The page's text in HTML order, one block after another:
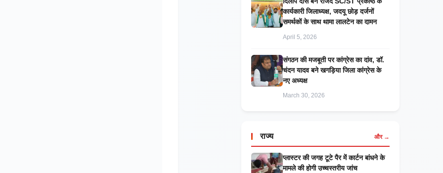
कार्यकारी जिलाध्यक्ष, जदयू छोड़ दर्जनों
समर्थकों के साथ थामा लालटेन का दामन
April 5, 2026
संगठन की मजबूती पर कांग्रेस का दांव, डॉ.
चंदन यादव बने खगड़िया जिला कांग्रेस के
नए अध्यक्ष
March 30, 2026
राज्य और →
प्लास्टर की जगह टूटे पैर में कार्टन बांधने के
मामले की होगी उच्चस्तरीय जांच